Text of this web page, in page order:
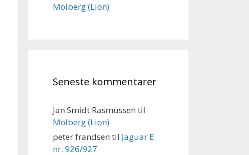
Molberg (Lion)
Seneste kommentarer
Jan Smidt Rasmussen til
Molberg (Lion)
peter frandsen til Jaguar E
nr. 926/927